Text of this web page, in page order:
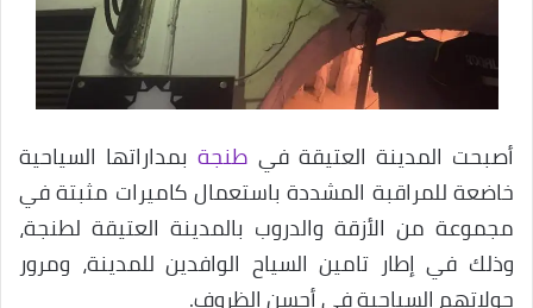
أصبحت المدينة العتيقة في طنجةبمداراتها السياحية
خاضعة للمراقبة المشددة باستعمال كاميرات مثبتة في
مجموعة من الأزقة والدروب بالمدينة العتيقة لطنجة،
وذلك في إطار تامين السياح الوافدين للمدينة، ومرور
جولاتهم السياحية في أحسن الظروف.